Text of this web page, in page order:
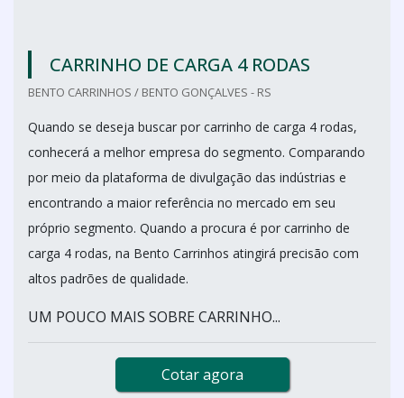
CARRINHO DE CARGA 4 RODAS
BENTO CARRINHOS / BENTO GONÇALVES - RS
Quando se deseja buscar por carrinho de carga 4 rodas,
conhecerá a melhor empresa do segmento. Comparando
por meio da plataforma de divulgação das indústrias e
encontrando a maior referência no mercado em seu
próprio segmento. Quando a procura é por carrinho de
carga 4 rodas, na Bento Carrinhos atingirá precisão com
altos padrões de qualidade.
UM POUCO MAIS SOBRE CARRINHO...
Cotar agora